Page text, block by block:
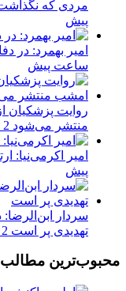
مردی که
پیش
امیر بهمرد: در
ساعت پیش
روایت پزشکیان
منتشر می‌شود 2 ساعت پیش
امیر اکرمی‌نیا:
پیش
سردار
تهدیدی پر است 2 ساعت پیش
محبوب‌ترین مطالب